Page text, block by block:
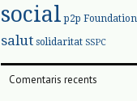
social p2p Foundation
salut solidaritat SSPC
Comentaris recents